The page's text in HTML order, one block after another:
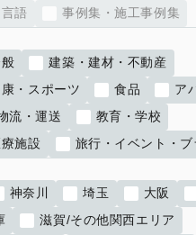
語
事例集・施工事例集
建築・建材・不動産
・スポーツ
食品
ア
流・運送
教育・学校
施設
旅行・イベント・ブ
神奈川 埼玉 大阪
滋賀/その他関西エリア